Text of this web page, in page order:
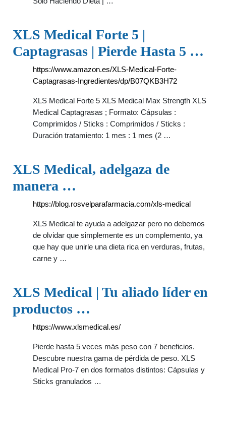
XLS Medical Forte 5 |
Captagrasas | Pierde Hasta 5 …
https://www.amazon.es/XLS-Medical-Forte-
Captagrasas-Ingredientes/dp/B07QKB3H72
XLS Medical Forte 5 XLS Medical Max Strength XLS
Medical Captagrasas ; Formato: Cápsulas :
Comprimidos / Sticks : Comprimidos / Sticks :
Duración tratamiento: 1 mes : 1 mes (2 …
XLS Medical, adelgaza de
manera …
https://blog.rosvelparafarmacia.com/xls-medical
XLS Medical te ayuda a adelgazar pero no debemos
de olvidar que simplemente es un complemento, ya
que hay que unirle una dieta rica en verduras, frutas,
carne y …
XLS Medical | Tu aliado líder en
productos …
https://www.xlsmedical.es/
Pierde hasta 5 veces más peso con 7 beneficios.
Descubre nuestra gama de pérdida de peso. XLS
Medical Pro-7 en dos formatos distintos: Cápsulas y
Sticks granulados …